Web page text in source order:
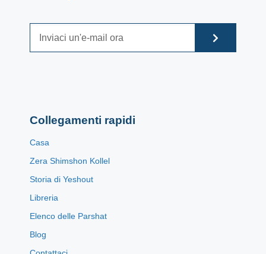
Collegamenti rapidi
Casa
Zera Shimshon Kollel
Storia di Yeshout
Libreria
Elenco delle Parshat
Blog